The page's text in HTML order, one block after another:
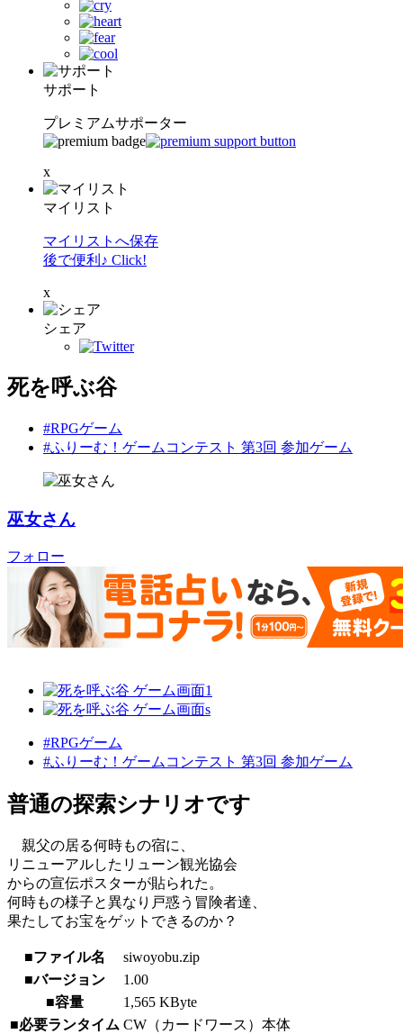
サポート
プレミアムサポーター
x
マイリスト
マイリストへ保存
後で便利♪ Click!
x
シェア
死を呼ぶ谷
#RPGゲーム
#ふりーむ！ゲームコンテスト 第3回 参加ゲーム
巫女さん
フォロー
#RPGゲーム
#ふりーむ！ゲームコンテスト 第3回 参加ゲーム
普通の探索シナリオです
親父の居る何時もの宿に、
リニューアルしたリューン観光協会
からの宣伝ポスターが貼られた。
何時もの様子と異なり戸惑う冒険者達、
果たしてお宝をゲットできるのか？
■ファイル名
siwoyobu.zip
■バージョン
1.00
■容量
1,565 KByte
■必要ランタイム CW（カードワース）本体